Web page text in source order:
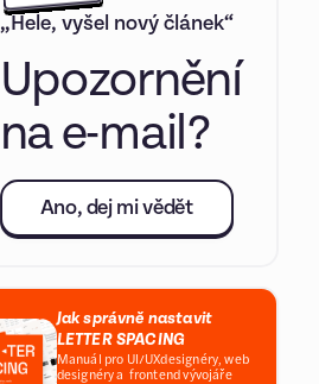
„Hele, vyšel nový článek“
Upozornění
na e-mail?
Ano, dej mi vědět
Jak správně nastavit
LETTER SPACING
Manuál pro UI/UXdesignéry, web
designéry a frontend vývojáře